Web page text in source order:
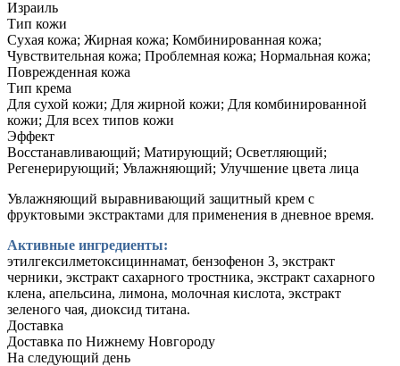
Израиль
Тип кожи
Сухая кожа; Жирная кожа; Комбинированная кожа;
Чувствительная кожа; Проблемная кожа; Нормальная кожа;
Поврежденная кожа
Тип крема
Для сухой кожи; Для жирной кожи; Для комбинированной
кожи; Для всех типов кожи
Эффект
Восстанавливающий; Матирующий; Осветляющий;
Регенерирующий; Увлажняющий; Улучшение цвета лица
Увлажняющий выравнивающий защитный крем с
фруктовыми экстрактами для применения в дневное время.
Активные ингредиенты:
этилгексилметоксициннамат, бензофенон 3, экстракт
черники, экстракт сахарного тростника, экстракт сахарного
клена, апельсина, лимона, молочная кислота, экстракт
зеленого чая, диоксид титана.
Доставка
Доставка по Нижнему Новгороду
На следующий день